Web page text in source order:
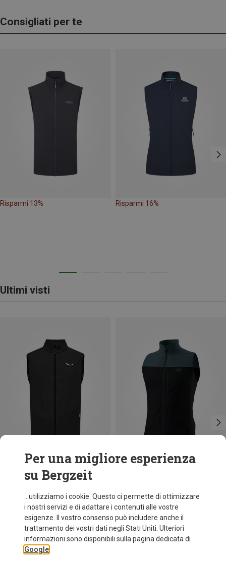
Consigliati per te
Risparmi 13% Risparmi 16%
Ultimi visti
Risparmi 43%
Dynafit
Gilet Traverse DST uomo
99,95 €
Per una migliore esperienza
su Bergzeit
...utilizziamo i cookie. Questo ci permette di ottimizzare
i nostri servizi e di adattare i contenuti alle vostre
esigenze. Il vostro consenso può includere anche il
trattamento dei vostri dati negli Stati Uniti. Ulteriori
informazioni sono disponibili sulla pagina dedicata di
Google